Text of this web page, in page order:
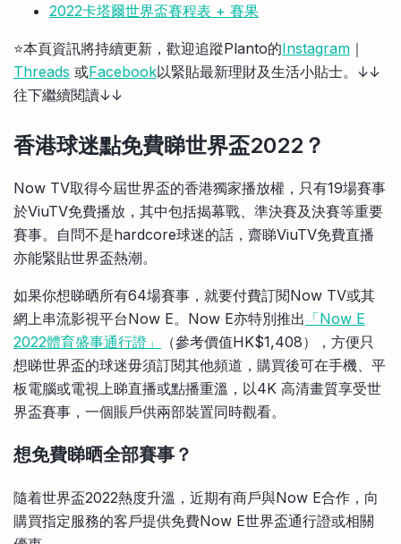
2022卡塔爾世界盃賽程表 + 賽果
⭐️本頁資訊將持續更新，歡迎追蹤Planto的Instagram ｜
Threads 或Facebook以緊貼最新理財及生活小貼士。↓↓
往下繼續閱讀↓↓
香港球迷點免費睇世界盃2022？
Now TV取得今屆世界盃的香港獨家播放權，只有19場賽事
於ViuTV免費播放，其中包括揭幕戰、準決賽及決賽等重要
賽事。自問不是hardcore球迷的話，齋睇ViuTV免費直播
亦能緊貼世界盃熱潮。
如果你想睇晒所有64場賽事，就要付費訂閱Now TV或其
網上串流影視平台Now E。Now E亦特別推出 「Now E
2022體育盛事通行證」
（參考價值HK$1,408），方便只
想睇世界盃的球迷毋須訂閱其他頻道，購買後可在手機、平
板電腦或電視上睇直播或點播重溫，以4K 高清畫質享受世
界盃賽事，一個賬戶供兩部裝置同時觀看。
想免費睇晒全部賽事？
隨着世界盃2022熱度升溫，近期有商戶與Now E合作，向
購買指定服務的客戶提供免費Now E世界盃通行證或相關